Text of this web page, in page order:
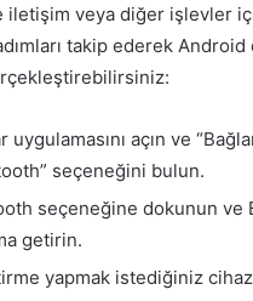
iletişim veya diğer işlevler
takip ederek
uygulamasını açın ve
seçeneğini bulun.
seçeneğine dokunun ve
getirin.
yapmak istediğiniz